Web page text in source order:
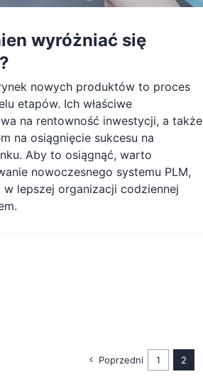
wyróżniać się
nowych produktów to proces
etapów. Ich właściwe
na rentowność inwestycji, a także
na osiągnięcie sukcesu na
Aby to osiągnąć, warto
nowoczesnego systemu PLM,
lepszej organizacji codziennej
Poprzedni 1 2